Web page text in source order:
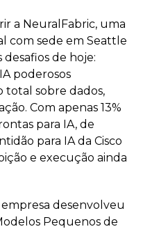
a NeuralFabric, uma
com sede em Seattle
de hoje:
poderosos
sobre dados,
Com apenas 13%
para IA, de
para IA da Cisco
e execução ainda
desenvolveu
Pequenos de